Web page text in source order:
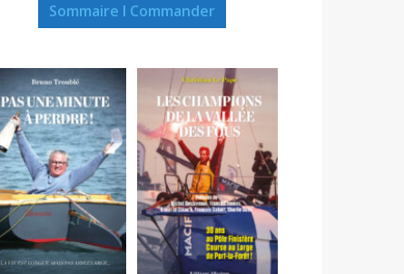
Sommaire I Commander